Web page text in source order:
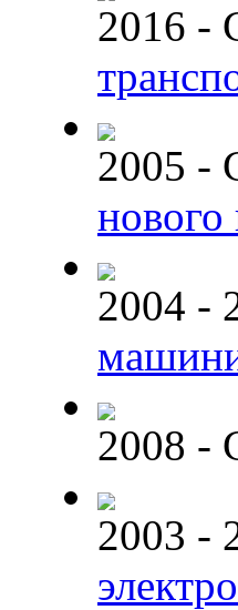
2016 -
2005 -
нового
2004 -
2008 -
2003 -